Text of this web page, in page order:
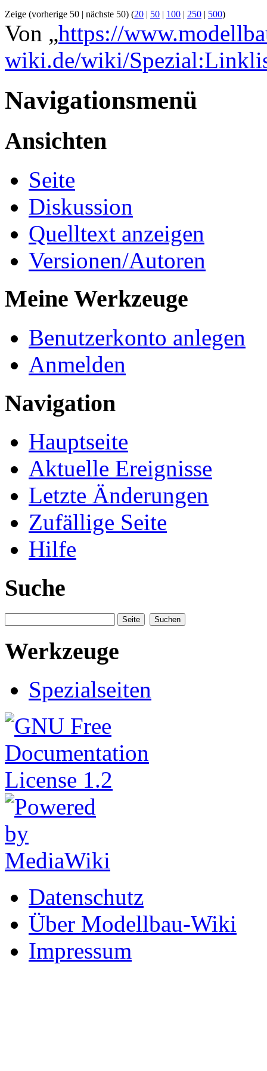
Zeige (vorherige 50 | nächste 50) (20 | 50 | 100 | 250 | 500)
Von „https://
wiki.de/wiki/
Navigationsmenü
Ansichten
Seite
Diskussion
Quelltext anzeigen
Versionen/Autoren
Meine Werkzeuge
Benutzerkonto anlegen
Anmelden
Navigation
Hauptseite
Aktuelle Ereignisse
Letzte Änderungen
Zufällige Seite
Hilfe
Suche
Werkzeuge
Spezialseiten
Datenschutz
Über Modellbau-Wiki
Impressum